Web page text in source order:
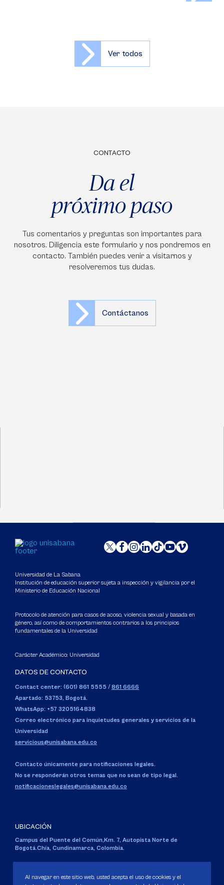
Ver todos
CONTACTO
Da el
próximo paso
Tus comentarios y preguntas son importantes para
nosotros. Diligencia este formulario y nos pondremos en
contacto. También puedes venir a visitarnos y
resolveremos tus dudas.
Contáctanos
Universidad de La Sabana
Institución de educación superior sujeta a inspección y vigilancia por el
Ministerio de Educación Nacional
Protocolo de atención para casos de acoso, violencia sexual y basada en
género, así como de comportamientos contrarios a los principios
fundamentales de la Universidad
Carácter Académico: Universidad
DATOS DE CONTACTO
Contact center: (601) 861 5555 / 861 6666
Apartado: 53753, Bogotá.
WhatsApp: +57 3205164838
Correo electrónico para inquietudes generales y servicios de la
Universidad
servicious@unisabana.edu.co
Contacto únicamente para notificaciones legales.
No se responderán otros temas que no sean de tipo legal.
notificacioneslegales@unisabana.edu.co
UBICACIÓN
Campus del Puente del Común,Km. 7, Autopista Norte de
Bogotá.Chía, Cundinamarca, Colombia.
Personería Jurídica:Resolución 130 del 14 de enero de 1980.
Ministerio de Educación Nacional.
Al navegar en este sitio web, usted acepta el uso de cookies y el